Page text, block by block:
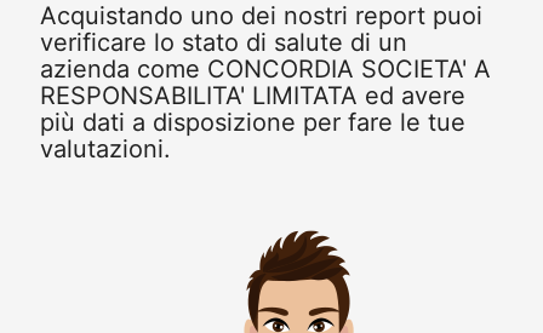
Acquistando uno dei nostri report puoi
verificare lo stato di salute di un
azienda come CONCORDIA SOCIETA' A
RESPONSABILITA' LIMITATA ed avere
più dati a disposizione per fare le tue
valutazioni.